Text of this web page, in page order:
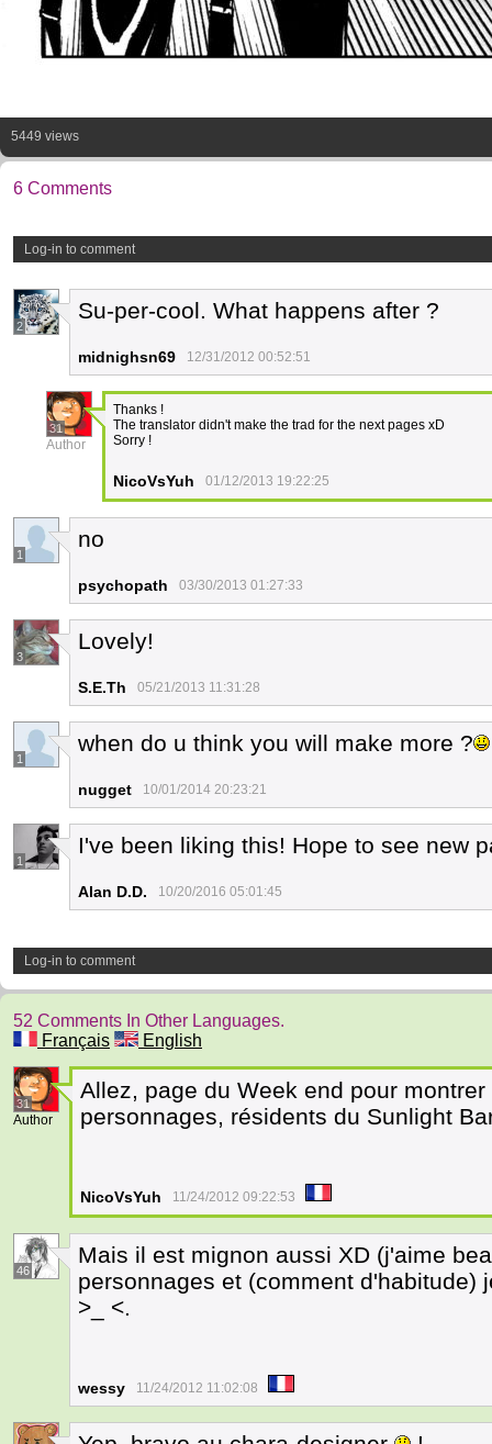
5449 views
6 Comments
Log-in to comment
2
Su-per-cool. What happens after ?
midnighsn69 12/31/2012 00:52:51
31
Author
Thanks !
The translator didn't make the trad for the next pages xD
Sorry !
NicoVsYuh 01/12/2013 19:22:25
1
no
psychopath 03/30/2013 01:27:33
3
Lovely!
S.E.Th 05/21/2013 11:31:28
1
when do u think you will make more ?
nugget 10/01/2014 20:23:21
1
I've been liking this! Hope to see new
Alan D.D. 10/20/2016 05:01:45
Log-in to comment
52 Comments In Other Languages.
Français
English
31
Author
Allez, page du Week end pour
personnages, résidents du Sunlight
NicoVsYuh 11/24/2012 09:22:53
46
Mais il est mignon aussi XD (j'aime
personnages et (comment d'habitude)
>_ <.
wessy 11/24/2012 11:02:08